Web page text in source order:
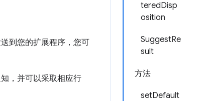
teredDisp
osition
SuggestRe
sult
方法
setDefault
到您的扩展程序，您可
，并可以采取相应行